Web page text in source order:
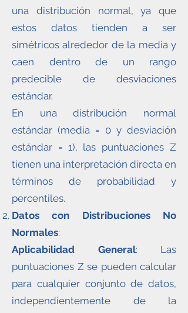
una distribución normal, ya que
estos datos tienden a ser
simétricos alrededor de la media y
caen dentro de un rango
predecible de desviaciones
estándar.
En una distribución normal
estándar (media = 0 y desviación
estándar = 1), las puntuaciones Z
tienen una interpretación directa en
términos de probabilidad y
percentiles.
Datos con Distribuciones No
Normales:
Aplicabilidad General: Las
puntuaciones Z se pueden calcular
para cualquier conjunto de datos,
independientemente de la